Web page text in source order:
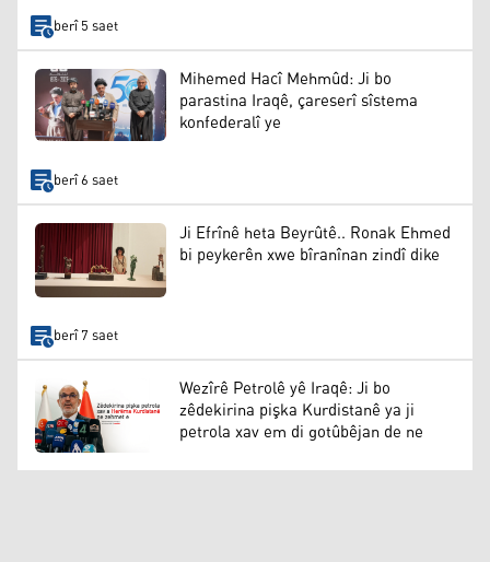
berî 5 saet
Mihemed Hacî Mehmûd: Ji bo
parastina Iraqê, çareserî sîstema
konfederalî ye
berî 6 saet
Ji Efrînê heta Beyrûtê.. Ronak Ehmed
bi peykerên xwe bîranînan zindî dike
berî 7 saet
Wezîrê Petrolê yê Iraqê: Ji bo
zêdekirina pişka Kurdistanê ya ji
petrola xav em di gotûbêjan de ne